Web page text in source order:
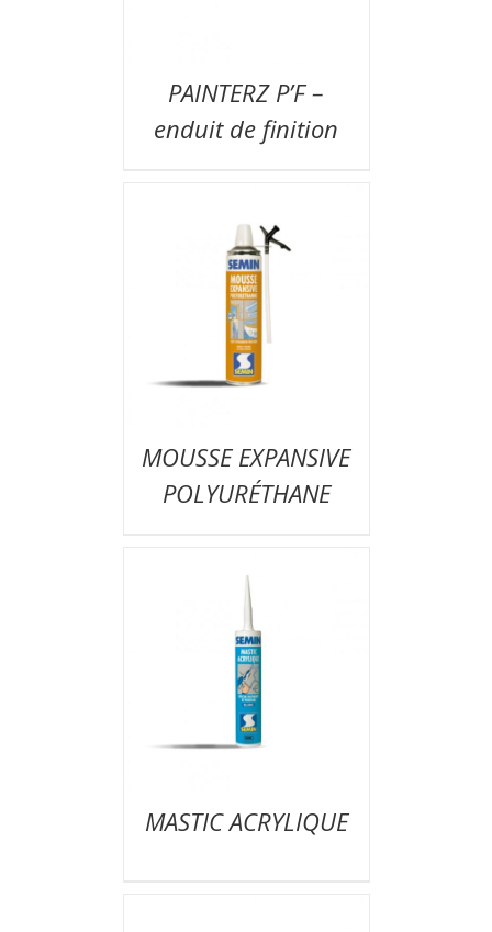
PAINTERZ P’F –
enduit de finition
MOUSSE EXPANSIVE
POLYURÉTHANE
MASTIC ACRYLIQUE